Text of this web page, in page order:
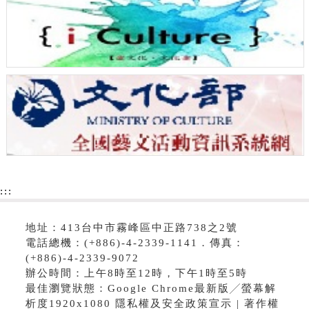
:::
地址：413台中市霧峰區中正路738之2號
電話總機：(+886)-4-2339-1141．傳真：
(+886)-4-2339-9072
辦公時間：上午8時至12時，下午1時至5時
最佳瀏覽狀態：Google Chrome最新版╱螢幕解
析度1920x1080 隱私權及安全政策宣示 | 著作權